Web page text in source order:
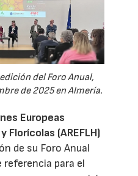
del Foro Anual,
de 2025 en Almería.
Europeas
Florícolas (AREFLH)
de su Foro Anual
para el